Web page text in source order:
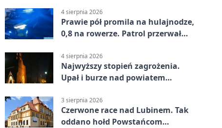
4 sierpnia 2026
Prawie pół promila na hulajnodze,
0,8 na rowerze. Patrol przerwał
4 sierpnia 2026
Najwyższy stopień zagrożenia.
Upał i burze nad powiatem
3 sierpnia 2026
Czerwone race nad Lubinem. Tak
oddano hołd Powstańcom